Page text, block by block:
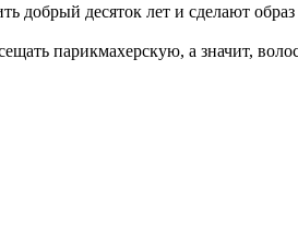
добрый десяток лет и сделают
парикмахерскую, а значит,